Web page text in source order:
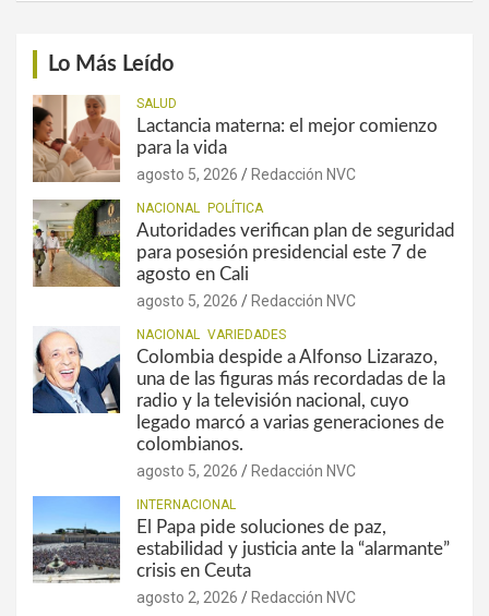
Lo Más Leído
SALUD
Lactancia materna: el mejor comienzo
para la vida
agosto 5, 2026 Redacción NVC
NACIONAL POLÍTICA
Autoridades verifican plan de seguridad
para posesión presidencial este 7 de
agosto en Cali
agosto 5, 2026 Redacción NVC
NACIONAL VARIEDADES
Colombia despide a Alfonso Lizarazo,
una de las figuras más recordadas de la
radio y la televisión nacional, cuyo
legado marcó a varias generaciones de
colombianos.
agosto 5, 2026 Redacción NVC
INTERNACIONAL
El Papa pide soluciones de paz,
estabilidad y justicia ante la “alarmante”
crisis en Ceuta
agosto 2, 2026 Redacción NVC